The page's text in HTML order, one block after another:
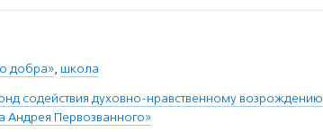
добра», школа
содействия духовно-нравственному возрождению
Андрея Первозванного»